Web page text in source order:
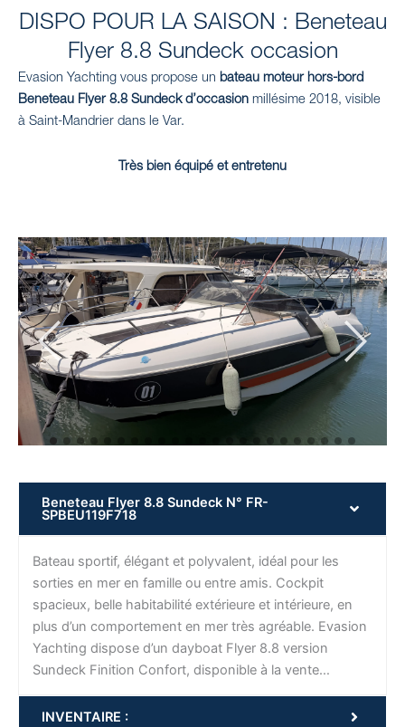
e
b
o
o
k
-
q
r
e
t
g
r
a
m
t
b
e
t
k
k
i
n
DISPO POUR LA SAISON : Beneteau
Flyer 8.8 Sundeck occasion
Evasion Yachting vous propose un bateau moteur hors-bord
Beneteau Flyer 8.8 Sundeck d’occasion millésime 2018, visible
à Saint-Mandrier dans le Var.
Très bien équipé et entretenu
Beneteau Flyer 8.8 Sundeck N° FR-
SPBEU119F718
Bateau sportif, élégant et polyvalent, idéal pour les
sorties en mer en famille ou entre amis. Cockpit
spacieux, belle habitabilité extérieure et intérieure, en
plus d’un comportement en mer très agréable. Evasion
Yachting dispose d’un dayboat Flyer 8.8 version
Sundeck Finition Confort, disponible à la vente…
INVENTAIRE :